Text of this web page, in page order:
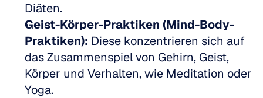
Diäten.
Geist-Körper-Praktiken (Mind-Body-
Praktiken): Diese konzentrieren sich auf
das Zusammenspiel von Gehirn, Geist,
Körper und Verhalten, wie Meditation oder
Yoga.